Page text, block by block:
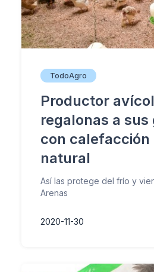
TodoAgro
Productor
regalonas a sus
con calefacción
natural
Así las protege del frío y
Arenas
2020-11-30